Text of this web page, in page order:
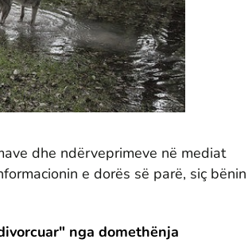
dhe ndërveprimeve në mediat
e dorës së parë, siç bënin
nga domethënja